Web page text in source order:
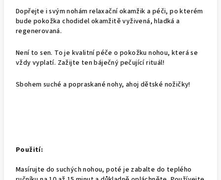
Dopřejte i svým nohám relaxační okamžik a péči, po kterém
bude pokožka chodidel okamžitě vyživená, hladká a
regenerovaná.
Není to sen. To je kvalitní péče o pokožku nohou, která se
vždy vyplatí. Zažijte ten báječný pečující rituál!
Sbohem suché a popraskané nohy, ahoj dětské nožičky!
Použití:
Masírujte do suchých nohou, poté je zabalte do teplého